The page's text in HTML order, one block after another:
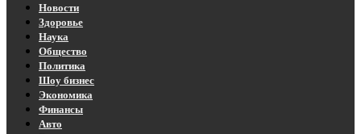
Новости
Здоровье
Наука
Общество
Политика
Шоу бизнес
Экономика
Финансы
Авто